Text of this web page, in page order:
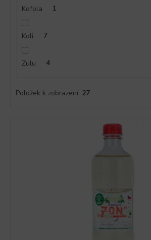
Kofola 1
Koli 7
Zulu 4
Položek k zobrazení: 27